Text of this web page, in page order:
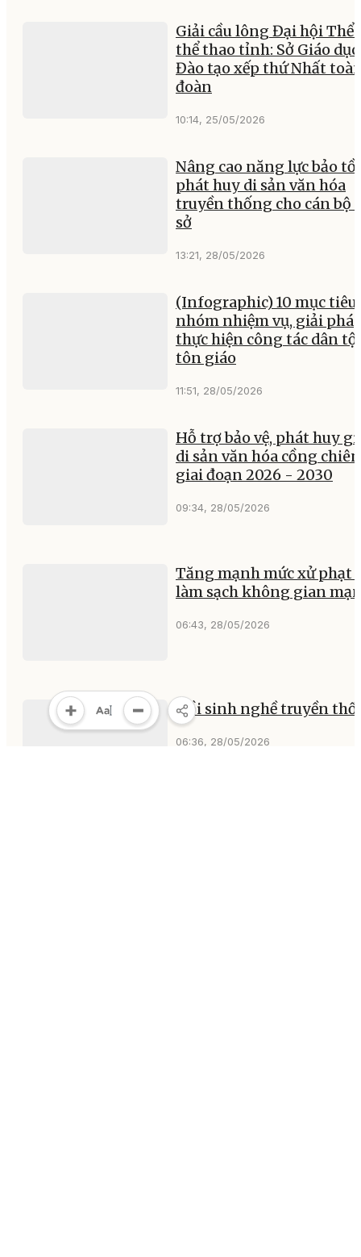
Giải cầu lông Đại hội Thể
thể thao tỉnh: Sở Giáo dục
Đào tạo xếp thứ Nhất
đoàn
10:14, 25/05/2026
Nâng cao năng lực bảo
phát huy di sản văn hóa
truyền thống cho cán bộ
sở
13:21, 28/05/2026
(Infographic) 10 mục
nhóm nhiệm vụ, giải
thực hiện công tác dân
tôn giáo
11:51, 28/05/2026
Hỗ trợ bảo vệ, phát huy
di sản văn hóa cồng
giai đoạn 2026 - 2030
09:34, 28/05/2026
Tăng mạnh mức xử phạt
làm sạch không gian
06:43, 28/05/2026
Hồi sinh nghề truyền
06:36, 28/05/2026